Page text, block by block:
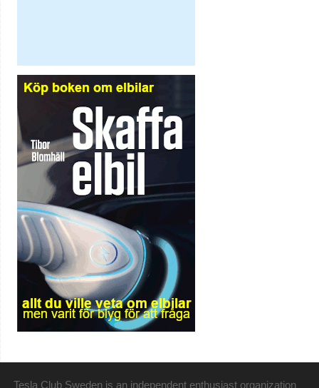
Tesla Club Sweden is an independent enthusiast organization